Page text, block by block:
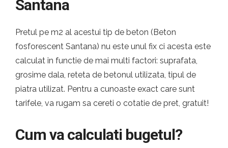
Santana
Pretul pe m2 al acestui tip de beton (Beton
fosforescent Santana) nu este unul fix ci acesta este
calculat in functie de mai multi factori: suprafata,
grosime dala, reteta de betonul utilizata, tipul de
piatra utilizat. Pentru a cunoaste exact care sunt
tarifele, va rugam sa cereti o cotatie de pret, gratuit!
Cum va calculati bugetul?